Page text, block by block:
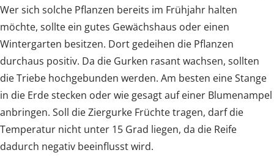
Wer sich solche Pflanzen bereits im Frühjahr halten
möchte, sollte ein gutes Gewächshaus oder einen
Wintergarten besitzen. Dort gedeihen die Pflanzen
durchaus positiv. Da die Gurken rasant wachsen, sollten
die Triebe hochgebunden werden. Am besten eine Stange
in die Erde stecken oder wie gesagt auf einer Blumenampel
anbringen. Soll die Ziergurke Früchte tragen, darf die
Temperatur nicht unter 15 Grad liegen, da die Reife
dadurch negativ beeinflusst wird.